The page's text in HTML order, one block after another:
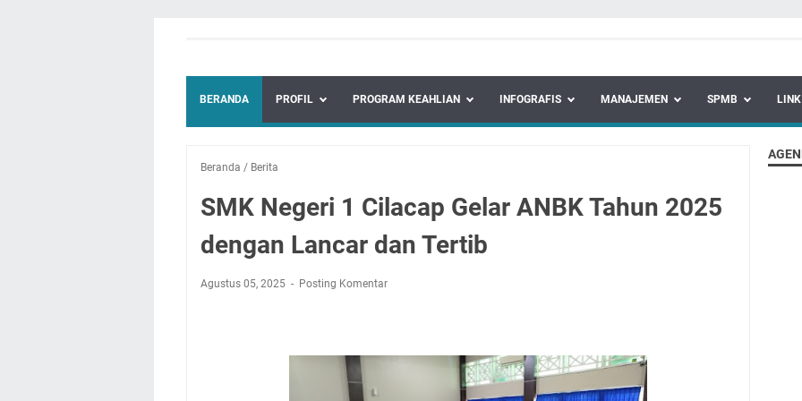
BERANDA PROFIL PROGRAM KEAHLIAN INFOGRAFIS MANAJEMEN SPMB LINK
Beranda / Berita
SMK Negeri 1 Cilacap Gelar ANBK Tahun 2025
dengan Lancar dan Tertib
Agustus 05, 2025 Posting Komentar